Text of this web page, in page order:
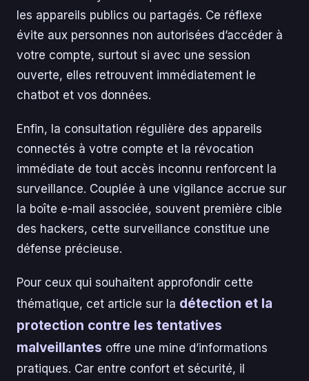
les appareils publics ou partagés. Ce réflexe
évite aux personnes non autorisées d’accéder à
votre compte, surtout si avec une session
ouverte, elles retrouvent immédiatement le
chatbot et vos données.
Enfin, la consultation régulière des appareils
connectés à votre compte et la révocation
immédiate de tout accès inconnu renforcent la
surveillance. Couplée à une vigilance accrue sur
la boîte e-mail associée, souvent première cible
des hackers, cette surveillance constitue une
défense précieuse.
Pour ceux qui souhaitent approfondir cette
thématique, cet article sur la détection et la
protection contre les tentatives
malveillantes offre une mine d’informations
pratiques. Car entre confort et sécurité, il